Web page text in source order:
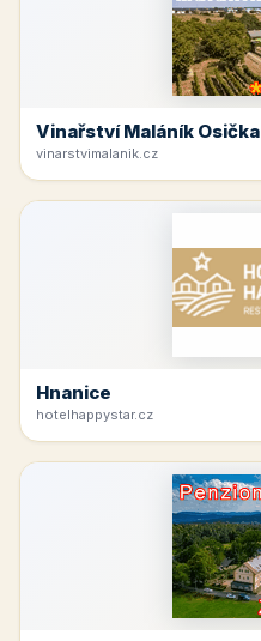
Vinařství Maláník Osička
vinarstvimalanik.cz
Hnanice
hotelhappystar.cz